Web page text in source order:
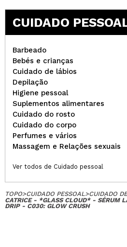
CUIDADO
Barbeado
Bebés e crianças
Cuidado de lábios
Depilação
Higiene pessoal
Suplementos alimentares
Cuidado do rosto
Cuidado do corpo
Perfumes e vários
Massagem e Relações sexuais
Ver todos de Cuidado pessoal
TOPO>CUIDADO PESSOAL>CUIDADO
CATRICE - *GLASS CLOUD* - SÉRUM
DRIP - C030: GLOW CRUSH